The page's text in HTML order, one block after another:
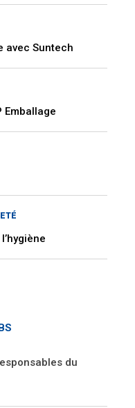
avec Suntech
Emballage
du